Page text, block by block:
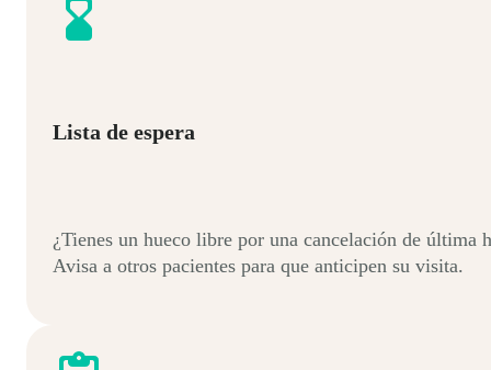
Lista de espera
¿Tienes un hueco libre por una cancelación de última
Avisa a otros pacientes para que anticipen su visita.